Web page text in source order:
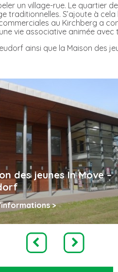
un village-rue. Le
traditionnelles. S’ajoute à
au Kirchberg a
vie associative animée
ainsi que la Maison des
des jeunes In Move –
>